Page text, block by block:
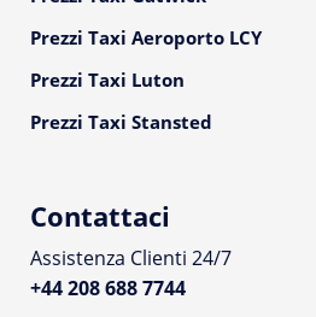
Prezzi Taxi Aeroporto LCY
Prezzi Taxi Luton
Prezzi Taxi Stansted
Contattaci
Assistenza Clienti 24/7
+44 208 688 7744